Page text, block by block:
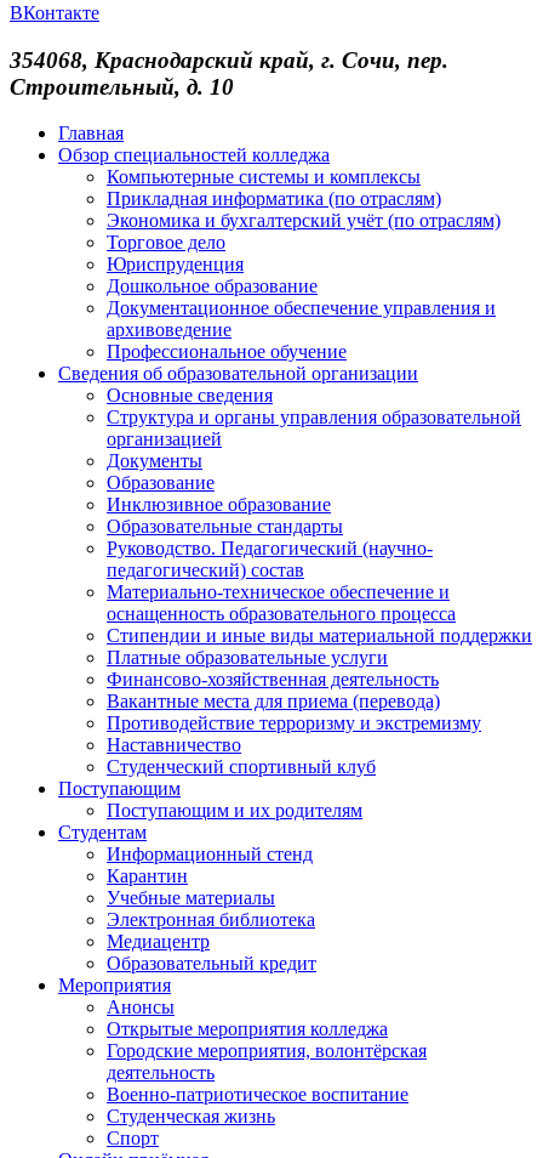
ВКонтакте
354068, Краснодарский край, г. Сочи, пер.
Строительный, д. 10
Главная
Обзор специальностей колледжа
Компьютерные системы и комплексы
Прикладная информатика (по отраслям)
Экономика и бухгалтерский учёт (по отраслям)
Торговое дело
Юриспруденция
Дошкольное образование
Документационное обеспечение управления и
архивоведение
Профессиональное обучение
Сведения об образовательной организации
Основные сведения
Структура и органы управления образовательной
организацией
Документы
Образование
Инклюзивное образование
Образовательные стандарты
Руководство. Педагогический (научно-
педагогический) состав
Материально-техническое обеспечение и
оснащенность образовательного процесса
Стипендии и иные виды материальной поддержки
Платные образовательные услуги
Финансово-хозяйственная деятельность
Вакантные места для приема (перевода)
Противодействие терроризму и экстремизму
Наставничество
Студенческий спортивный клуб
Поступающим
Поступающим и их родителям
Студентам
Информационный стенд
Карантин
Учебные материалы
Электронная библиотека
Медиацентр
Образовательный кредит
Мероприятия
Анонсы
Открытые мероприятия колледжа
Городские мероприятия, волонтёрская
деятельность
Военно-патриотическое воспитание
Студенческая жизнь
Спорт